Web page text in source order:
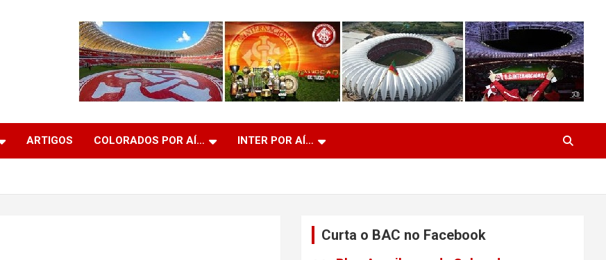
ARTIGOS COLORADOS POR AÍ… INTER POR AÍ…
Curta o BAC no Facebook